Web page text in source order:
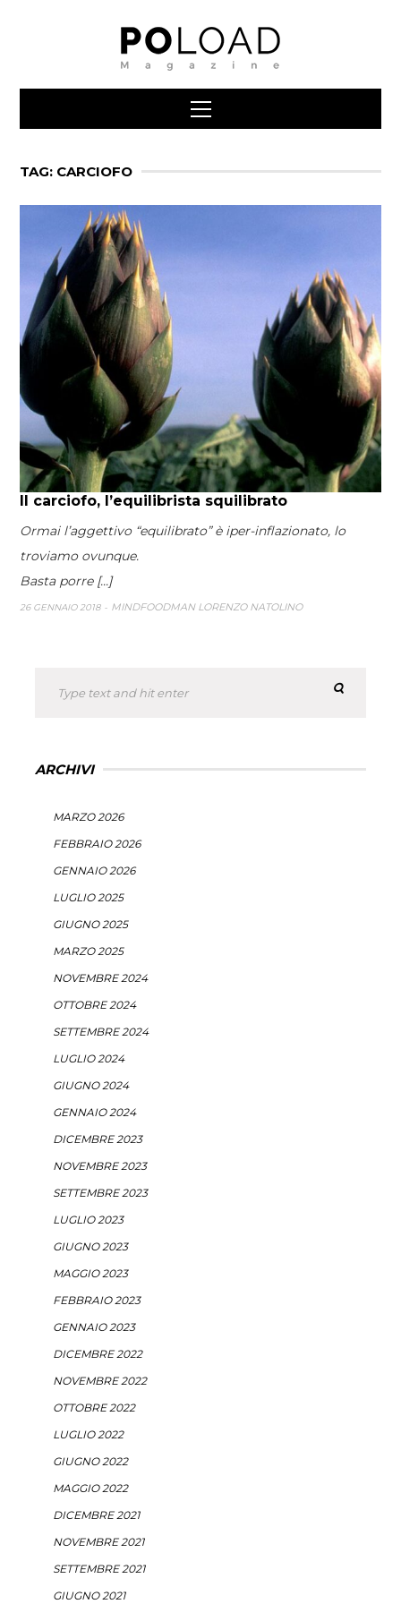
TAG: CARCIOFO
Il carciofo, l’equilibrista squilibrato
Ormai l’aggettivo “equilibrato” è iper-inflazionato, lo
troviamo ovunque.
Basta porre [...]
26 GENNAIO 2018 MINDFOODMAN LORENZO NATOLINO
ARCHIVI
MARZO 2026
FEBBRAIO 2026
GENNAIO 2026
LUGLIO 2025
GIUGNO 2025
MARZO 2025
NOVEMBRE 2024
OTTOBRE 2024
SETTEMBRE 2024
LUGLIO 2024
GIUGNO 2024
GENNAIO 2024
DICEMBRE 2023
NOVEMBRE 2023
SETTEMBRE 2023
LUGLIO 2023
GIUGNO 2023
MAGGIO 2023
FEBBRAIO 2023
GENNAIO 2023
DICEMBRE 2022
NOVEMBRE 2022
OTTOBRE 2022
LUGLIO 2022
GIUGNO 2022
MAGGIO 2022
DICEMBRE 2021
NOVEMBRE 2021
SETTEMBRE 2021
GIUGNO 2021